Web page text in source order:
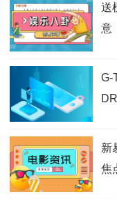
送
意
新
焦